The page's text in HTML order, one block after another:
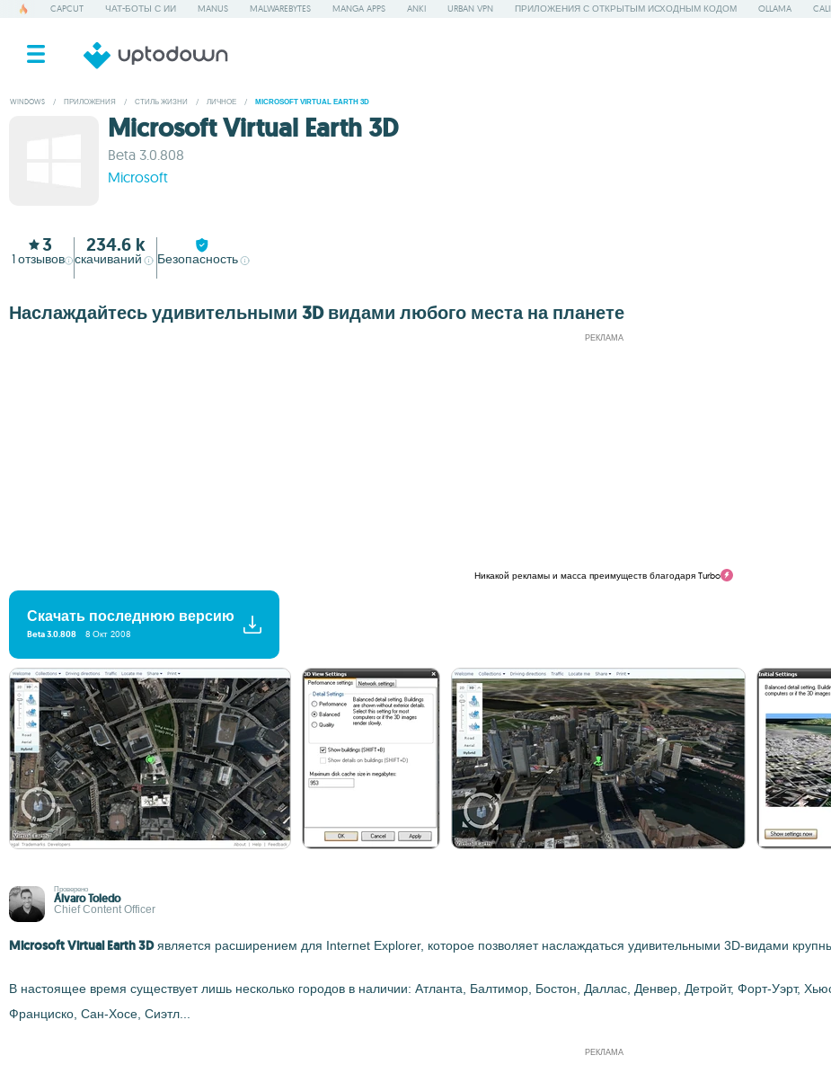
CAPCUT ЧАТ-БОТЫ С ИИ MANUS MALWAREBYTES MANGA APPS ANKI URBAN VPN ПРИЛОЖЕНИЯ С ОТКРЫТЫМ ИСХОДНЫМ КОДОМ OLLAMA
WINDOWS / ПРИЛОЖЕНИЯ / СТИЛЬ ЖИЗНИ / ЛИЧНОЕ / MICROSOFT VIRTUAL EARTH 3D
Microsoft Virtual Earth 3D
Beta 3.0.808
Microsoft
3
1отзывов
234.6 k
скачиваний Безопасность
Наслаждайтесь удивительными 3D видами любого места на планете
РЕКЛАМА
Никакой рекламы и масса преимуществ благодаря Turbo
Скачать последнюю версию
Beta 3.0.808 8 Окт 2008
Проверено
Álvaro Toledo
Chief Content Officer
Microsoft Virtual Earth 3Dявляется расширением для Internet Explorer, которое позволяет наслаждаться удивительными 3D-видами
В настоящее время существует лишь несколько городов в наличии: Атланта, Балтимор, Бостон, Даллас, Денвер, Детройт, Форт-Уэрт,
Франциско, Сан-Хосе, Сиэтл...
РЕКЛАМА